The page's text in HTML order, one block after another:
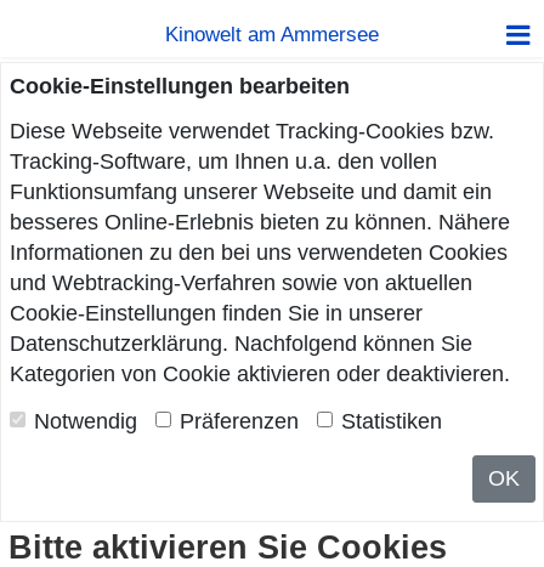
Kinowelt am Ammersee
Cookie-Einstellungen bearbeiten
Diese Webseite verwendet Tracking-Cookies bzw.
Tracking-Software, um Ihnen u.a. den vollen
Funktionsumfang unserer Webseite und damit ein
besseres Online-Erlebnis bieten zu können. Nähere
Informationen zu den bei uns verwendeten Cookies
und Webtracking-Verfahren sowie von aktuellen
Cookie-Einstellungen finden Sie in unserer
Datenschutzerklärung. Nachfolgend können Sie
Kategorien von Cookie aktivieren oder deaktivieren.
Notwendig
Präferenzen Statistiken
OK
Bitte aktivieren Sie Cookies